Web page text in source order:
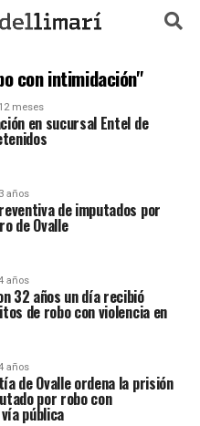
con intimidación"
meses
en sucursal Entel de
años
de imputados por
de Ovalle
años
32 años un día recibió
de robo con violencia en
años
de Ovalle ordena la prisión
por robo con
pública